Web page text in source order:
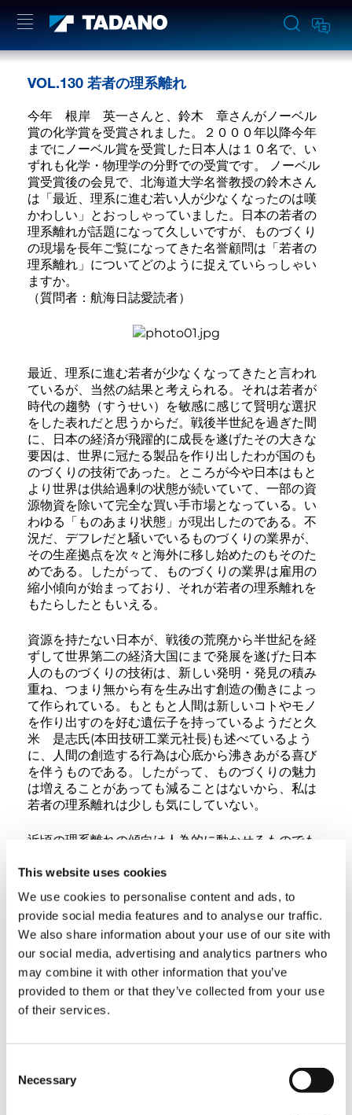
This website uses cookies
We use cookies to personalise content and ads, to
provide social media features and to analyse our traffic.
We also share information about your use of our site with
our social media, advertising and analytics partners who
may combine it with other information that you’ve
provided to them or that they’ve collected from your use
of their services.
Selection
Necessary
VOL.130 若者の理系離れ
今年 根岸 英一さんと、鈴木 章さんがノーベル
賞の化学賞を受賞されました。２０００年以降今年
までにノーベル賞を受賞した日本人は１０名で、い
ずれも化学・物理学の分野での受賞です。 ノーベル
賞受賞後の会見で、北海道大学名誉教授の鈴木さん
は「最近、理系に進む若い人が少なくなったのは嘆
かわしい」とおっしゃっていました。日本の若者の
理系離れが話題になって久しいですが、ものづくり
の現場を長年ご覧になってきた名誉顧問は「若者の
理系離れ」についてどのように捉えていらっしゃい
ますか。
（質問者：航海日誌愛読者）
最近、理系に進む若者が少なくなってきたと言われ
ているが、当然の結果と考えられる。それは若者が
時代の趨勢（すうせい）を敏感に感じて賢明な選択
をした表れだと思うからだ。戦後半世紀を過ぎた間
に、日本の経済が飛躍的に成長を遂げたその大きな
要因は、世界に冠たる製品を作り出したわが国のも
のづくりの技術であった。ところが今や日本はもと
より世界は供給過剰の状態が続いていて、一部の資
源物資を除いて完全な買い手市場となっている。い
わゆる「ものあまり状態」が現出したのである。不
況だ、デフレだと騒いでいるものづくりの業界が、
その生産拠点を次々と海外に移し始めたのもそのた
めである。したがって、ものづくりの業界は雇用の
縮小傾向が始まっており、それが若者の理系離れを
もたらしたともいえる。
資源を持たない日本が、戦後の荒廃から半世紀を経
ずして世界第二の経済大国にまで発展を遂げた日本
人のものづくりの技術は、新しい発明・発見の積み
重ね、つまり無から有を生み出す創造の働きによっ
て作られている。もともと人間は新しいコトやモノ
を作り出すのを好む遺伝子を持っているようだと久
米 是志氏(本田技研工業元社長)も述べているよう
に、人間の創造する行為は心底から沸きあがる喜び
を伴うものである。したがって、ものづくりの魅力
は増えることがあっても減ることはないから、私は
若者の理系離れは少しも気にしていない。
近頃の理系離れの傾向は人為的に動かせるものでも
であって、振り子のように必ず正常な位置に戻るの
ではと考える。また、最近ノ－ベル賞を受賞した日
本人が増えたことが若者の大きな刺激となって理系
を求めるようになり、鈴木教授の心配は杞憂に終わ
ることを願っている。しかし、理系を求める若者の
数が増えることは必ずしも喜ばしいことではない。
創造の喜びを知った少数の参加のほうが大事であっ
て、少数が精鋭を作り偉大なる発明発見に繋がる素
地となるからである。
創造の働きの核となるのは新しい発見に「気が付
う。それは意識した思考活動よりも、無意識のとき
の方が多く表れる。突然表れる天啓、インスピレ－